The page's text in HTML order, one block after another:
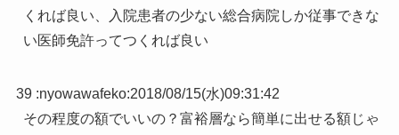
くれば良い、入院患者の少ない総合病院しか従事できな
い医師免許ってつくれば良い
39 :nyowawafeko:2018/08/15(水)09:31:42
その程度の額でいいの？富裕層なら簡単に出せる額じゃ